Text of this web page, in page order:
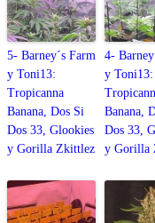
5- Barney´s Farm
y Toni13:
Tropicanna
Banana, Dos Si
Dos 33, Glookies
y Gorilla Zkittlez
4-
y Toni13:
Banana,
Dos 33,
y Gorilla